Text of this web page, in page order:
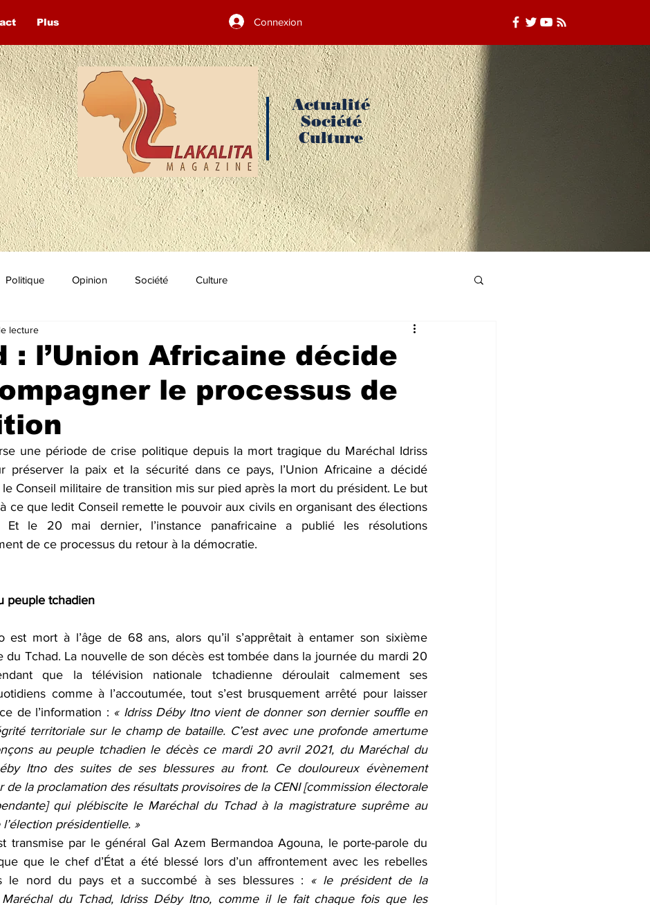
Plus Connexion
Actualité
Société
Culture
Politique Opinion Société Culture
: l’Union Africaine décide
le processus de
lecture
une période de crise politique depuis la mort tragique du Maréchal Idriss
préserver la paix et la sécurité dans ce pays, l’Union Africaine a décidé
le Conseil militaire de transition mis sur pied après la mort du président. Le but
ce que ledit Conseil remette le pouvoir aux civils en organisant des élections
Et le 20 mai dernier, l’instance panafricaine a publié les résolutions
de ce processus du retour à la démocratie.
peuple tchadien
est mort à l’âge de 68 ans, alors qu’il s’apprêtait à entamer son sixième
du Tchad. La nouvelle de son décès est tombée dans la journée du mardi 20
que la télévision nationale tchadienne déroulait calmement ses
comme à l’accoutumée, tout s’est brusquement arrêté pour laisser
de l’information : « Idriss Déby Itno vient de donner son dernier souffle en
territoriale sur le champ de bataille. C’est avec une profonde amertume
au peuple tchadien le décès ce mardi 20 avril 2021, du Maréchal du
Itno des suites de ses blessures au front. Ce douloureux évènement
de la proclamation des résultats provisoires de la CENI [commission électorale
qui plébiscite le Maréchal du Tchad à la magistrature suprême au
présidentielle. »
transmise par le général Gal Azem Bermandoa Agouna, le porte-parole du
que le chef d’État a été blessé lors d’un affrontement avec les rebelles
le nord du pays et a succombé à ses blessures : « le président de la
du Tchad, Idriss Déby Itno, comme il le fait chaque fois que les